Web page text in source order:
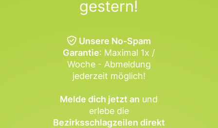
gestern!
Unsere No-Spam
Garantie: Maximal 1x /
Woche - Abmeldung
jederzeit möglich!
Melde dich jetzt an und
erlebe die
Bezirksschlagzeilen direkt